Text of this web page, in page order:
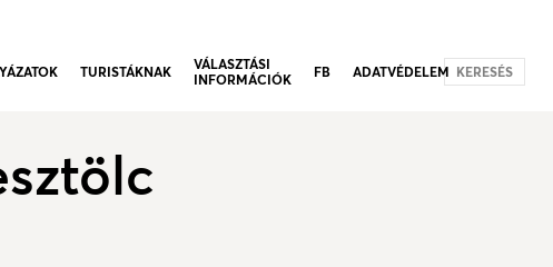
TURISTÁKNAK
VÁLASZTÁSI
INFORMÁCIÓK
FB ADATVÉDELEM KERESÉS